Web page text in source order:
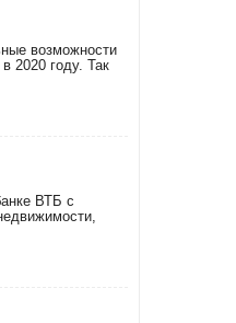
возможности
2020 году. Так
ВТБ с